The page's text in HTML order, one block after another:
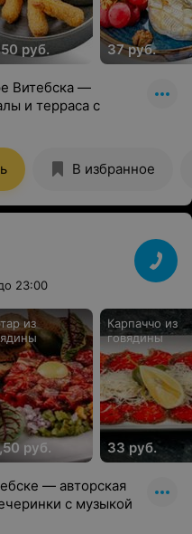
руб. 37 руб.
Витебска —
и терраса с
В избранное
23:00
из
руб.
Карпаччо из
говядины
33 руб.
— авторская
с музыкой